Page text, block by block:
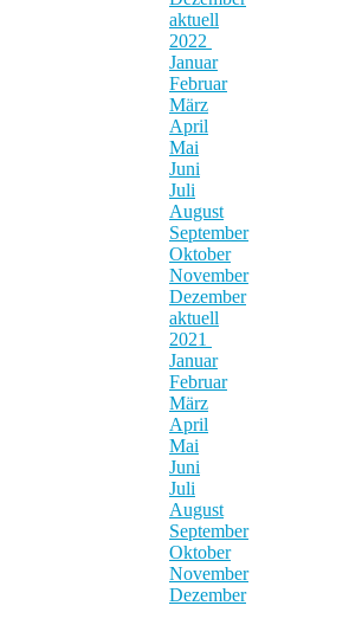
aktuell
2022
Januar
Februar
März
April
Mai
Juni
Juli
August
September
Oktober
November
Dezember
aktuell
2021
Januar
Februar
März
April
Mai
Juni
Juli
August
September
Oktober
November
Dezember